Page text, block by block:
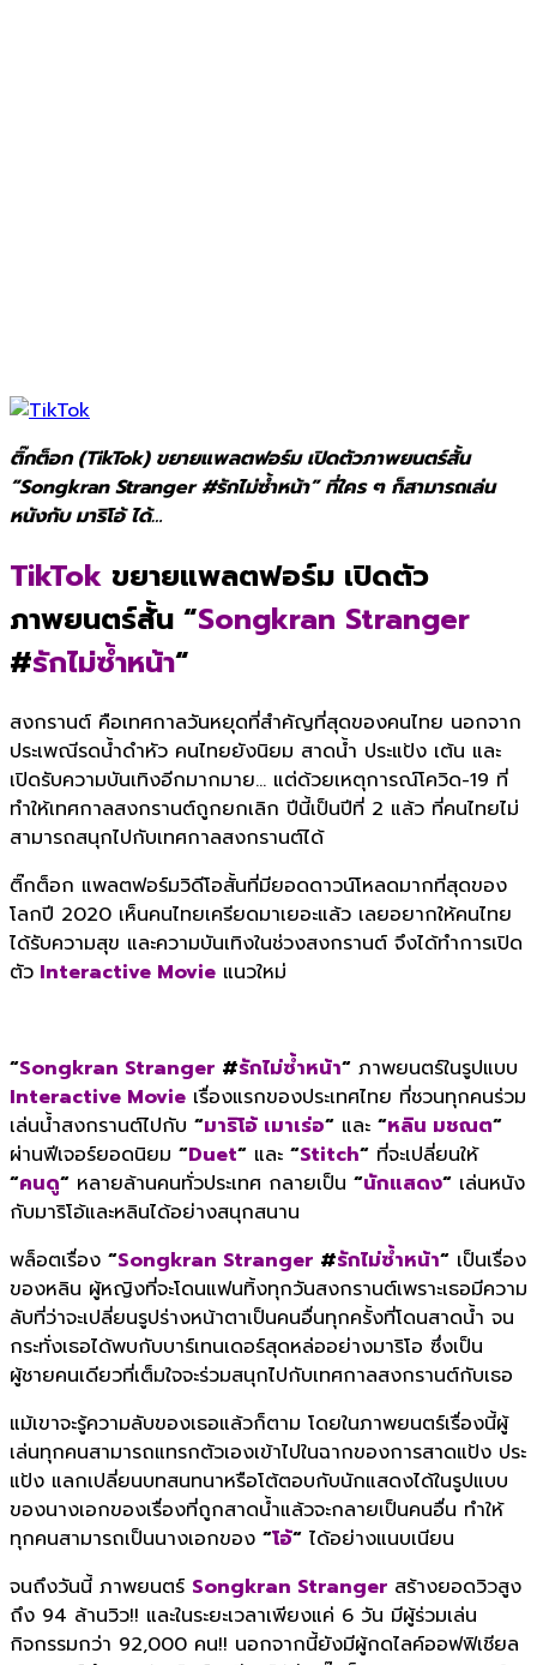
ติ๊กต็อก (TikTok) ขยายแพลตฟอร์ม เปิดตัวภาพยนตร์สั้น
“Songkran Stranger #รักไม่ซ้ำหน้า” ที่ใคร ๆ ก็สามารถเล่น
หนังกับ มาริโอ้ ได้…
TikTok ขยายแพลตฟอร์ม เปิดตัว
ภาพยนตร์สั้น “Songkran Stranger
#รักไม่ซ้ำหน้า“
สงกรานต์ คือเทศกาลวันหยุดที่สำคัญที่สุดของคนไทย นอกจาก
ประเพณีรดน้ำดำหัว คนไทยยังนิยม สาดน้ำ ประแป้ง เต้น และ
เปิดรับความบันเทิงอีกมากมาย… แต่ด้วยเหตุการณ์โควิด-19 ที่
ทำให้เทศกาลสงกรานต์ถูกยกเลิก ปีนี้เป็นปีที่ 2 แล้ว ที่คนไทยไม่
สามารถสนุกไปกับเทศกาลสงกรานต์ได้
ติ๊กต็อก แพลตฟอร์มวิดีโอสั้นที่มียอดดาวน์โหลดมากที่สุดของ
โลกปี 2020 เห็นคนไทยเครียดมาเยอะแล้ว เลยอยากให้คนไทย
ได้รับความสุข และความบันเทิงในช่วงสงกรานต์ จึงได้ทำการเปิด
ตัว Interactive Movie แนวใหม่
“Songkran Stranger #รักไม่ซ้ำหน้า“ ภาพยนตร์ในรูปแบบ
Interactive Movie เรื่องแรกของประเทศไทย ที่ชวนทุกคนร่วม
เล่นน้ำสงกรานต์ไปกับ “มาริโอ้ เมาเร่อ“ และ “หลิน มชณต“
ผ่านฟีเจอร์ยอดนิยม “Duet“ และ “Stitch“ ที่จะเปลี่ยนให้
“คนดู“ หลายล้านคนทั่วประเทศ กลายเป็น “นักแสดง“ เล่นหนัง
กับมาริโอ้และหลินได้อย่างสนุกสนาน
พล็อตเรื่อง “Songkran Stranger #รักไม่ซ้ำหน้า“ เป็นเรื่อง
ของหลิน ผู้หญิงที่จะโดนแฟนทิ้งทุกวันสงกรานต์เพราะเธอมีความ
ลับที่ว่าจะเปลี่ยนรูปร่างหน้าตาเป็นคนอื่นทุกครั้งที่โดนสาดน้ำ จน
กระทั่งเธอได้พบกับบาร์เทนเดอร์สุดหล่ออย่างมาริโอ ซึ่งเป็น
ผู้ชายคนเดียวที่เต็มใจจะร่วมสนุกไปกับเทศกาลสงกรานต์กับเธอ
แม้เขาจะรู้ความลับของเธอแล้วก็ตาม โดยในภาพยนตร์เรื่องนี้ผู้
เล่นทุกคนสามารถแทรกตัวเองเข้าไปในฉากของการสาดแป้ง ประ
แป้ง แลกเปลี่ยนบทสนทนาหรือโต้ตอบกับนักแสดงได้ในรูปแบบ
ของนางเอกของเรื่องที่ถูกสาดน้ำแล้วจะกลายเป็นคนอื่น ทำให้
ทุกคนสามารถเป็นนางเอกของ “โอ้“ ได้อย่างแนบเนียน
จนถึงวันนี้ ภาพยนตร์ Songkran Stranger สร้างยอดวิวสูง
ถึง 94 ล้านวิว!! และในระยะเวลาเพียงแค่ 6 วัน มีผู้ร่วมเล่น
กิจกรรมกว่า 92,000 คน!! นอกจากนี้ยังมีผู้กดไลค์ออฟฟิเชียล